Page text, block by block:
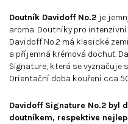
Doutník Davidoff No.2 je
aroma. Doutníky pro
Davidoff No.2 má klasické
a příjemná krémová dochuť.
Signature, která se vyznačuje
Orientační doba kouření cca
Davidoff Signature No.2 byl
doutníkem, respektive